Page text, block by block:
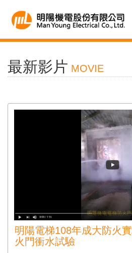
最新影片 MOVIE
明陽電梯108年成大防火
火門衝水試驗